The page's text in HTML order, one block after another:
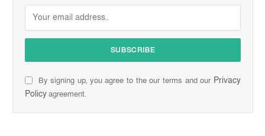
By signing up, you agree to the our terms and our Privacy
Policyagreement.